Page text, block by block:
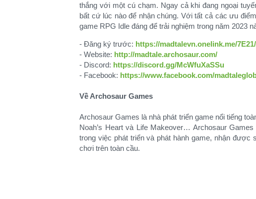
thắng với một cú chạm. Ngay cả khi đang ngoại
bất cứ lúc nào để nhận chúng. Với tất cả các ưu
game RPG Idle đáng để trải nghiệm trong năm 2023
- Đăng ký trước: https://madtalevn.onelink.me/
- Website: http://madtale.archosaur.com/
- Discord: https://discord.gg/McWfuXaSSu
- Facebook: https://www.facebook.com/
Về Archosaur Games
Archosaur Games là nhà phát triển game nổi tiếng
Noah’s Heart và Life Makeover… Archosaur
trong việc phát triển và phát hành game, nhận
chơi trên toàn cầu.​